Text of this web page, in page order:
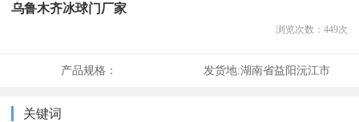
乌鲁木齐冰球门厂家
浏览次数： 449次
产品规格： 发货地:湖南省益阳沅江市
关键词